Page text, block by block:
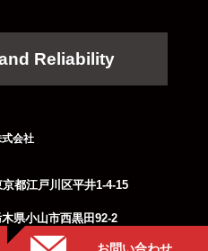
Reliability
会社
都江戸川区平井1-4-15
県小山市西黒田92-2
県さいたま市岩槻区東町1-9-28